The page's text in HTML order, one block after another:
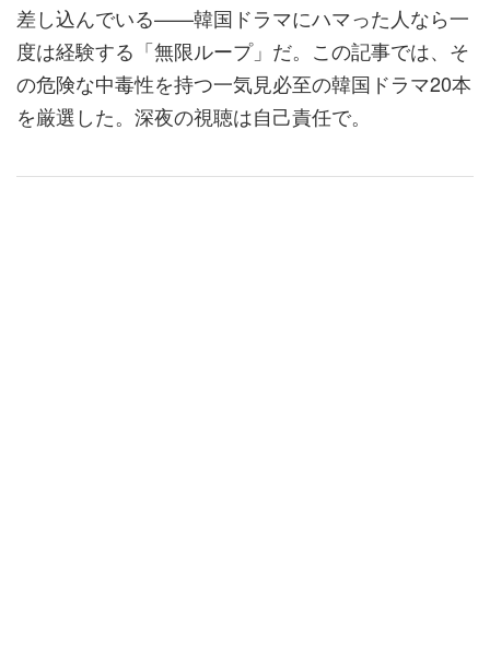
差し込んでいる——韓国ドラマにハマった人なら一
度は経験する「無限ループ」だ。この記事では、そ
の危険な中毒性を持つ一気見必至の韓国ドラマ20本
を厳選した。深夜の視聴は自己責任で。